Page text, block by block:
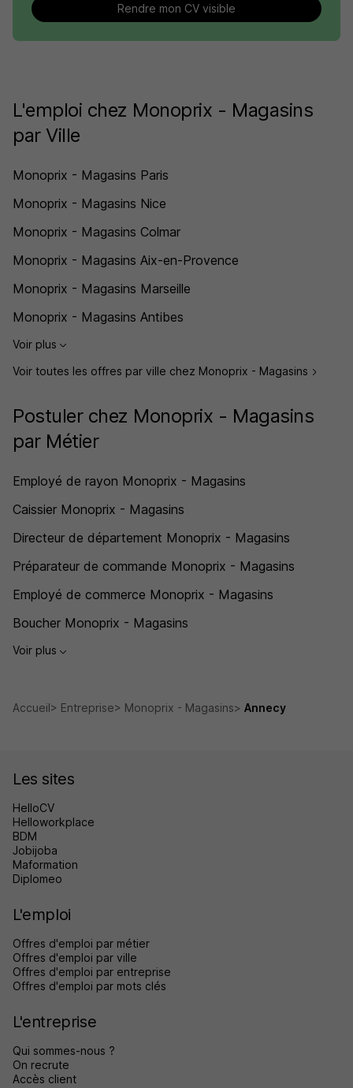
Rendre mon CV visible
L'emploi chez Monoprix - Magasins
par Ville
Monoprix - Magasins Paris
Monoprix - Magasins Nice
Monoprix - Magasins Colmar
Monoprix - Magasins Aix-en-Provence
Monoprix - Magasins Marseille
Monoprix - Magasins Antibes
Voir plus
Voir toutes les offres par ville chez Monoprix - Magasins
Postuler chez Monoprix - Magasins
par Métier
Employé de rayon Monoprix - Magasins
Caissier Monoprix - Magasins
Directeur de département Monoprix - Magasins
Préparateur de commande Monoprix - Magasins
Employé de commerce Monoprix - Magasins
Boucher Monoprix - Magasins
Voir plus
Accueil Entreprise Monoprix - Magasins Annecy
Les sites
HelloCV
Helloworkplace
BDM
Jobijoba
Maformation
Diplomeo
L'emploi
Offres d'emploi par métier
Offres d'emploi par ville
Offres d'emploi par entreprise
Offres d'emploi par mots clés
L'entreprise
Qui sommes-nous ?
On recrute
Accès client